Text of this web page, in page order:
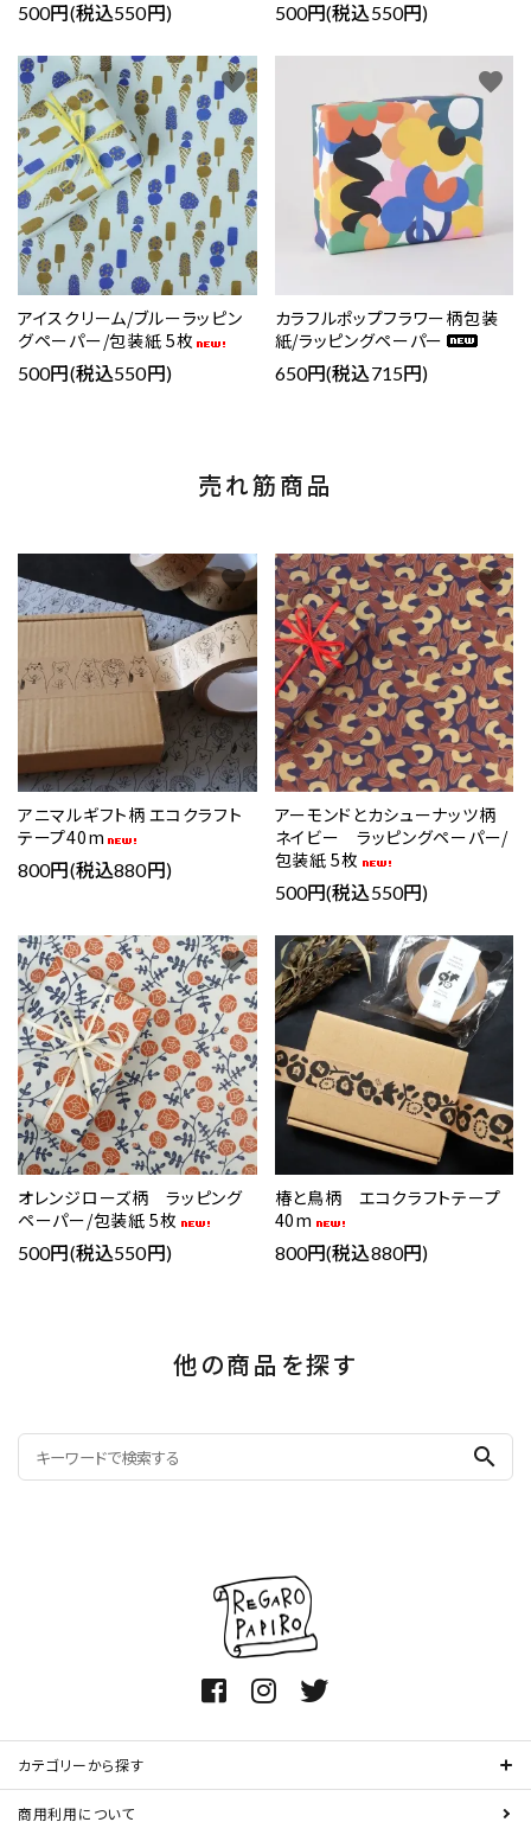
500円(税込550円) 500円(税込550円)
アイスクリーム/ブルーラッピン
グペーパー/包装紙 5枚
500円(税込550円)
favorite
カラフルポップフラワー柄包装
紙/ラッピングペーパー
650円(税込715円)
favorite
売れ筋商品
アニマルギフト柄 エコクラフト
テープ40m
800円(税込880円)
favorite
アーモンドとカシューナッツ柄
ネイビー ラッピングペーパー/
包装紙 5枚
500円(税込550円)
favorite
オレンジローズ柄 ラッピング
ペーパー/包装紙 5枚
500円(税込550円)
favorite
椿と鳥柄 エコクラフトテープ
40m
800円(税込880円)
favorite
他の商品を探す
search
カテゴリーから探す
商用利用について